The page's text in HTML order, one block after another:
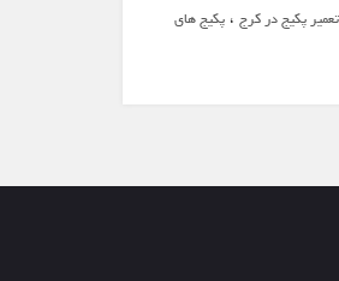
تعمیر پکیج در کرج ،پکیج های